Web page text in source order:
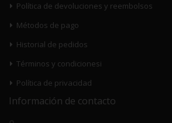
Política de devoluciones y reembolsos
Métodos de pago
Historial de pedidos
Términos y condicionesi
Política de privacidad
Información de contacto